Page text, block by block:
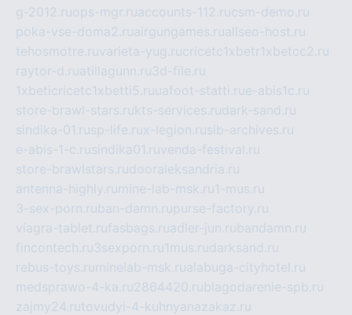
g-2012.ruops-mgr.ruaccounts-112.rucsm-demo.ru
poka-vse-doma2.ruairgungames.ruallseo-host.ru
tehosmotre.ruvarieta-yug.rucricetc1xbetr1xbetcc2.ru
raytor-d.ruatillagunn.ru3d-file.ru
1xbeticricetc1xbetti5.ruuafoot-statti.rue-abis1c.ru
store-brawl-stars.rukts-services.rudark-sand.ru
sindika-01.rusp-life.rux-legion.rusib-archives.ru
e-abis-1-c.rusindika01.ruvenda-festival.ru
store-brawlstars.rudooraleksandria.ru
antenna-highly.ru mine-lab-msk.ru1-mus.ru
3-sex-porn.ruban-damn.rupurse-factory.ru
viagra-tablet.rufasbags.ruadler-jun.rubandamn.ru
fincontech.ru3sexporn.ru1mus.rudarksand.ru
rebus-toys.ru minelab-msk.rualabuga-cityhotel.ru
medsprawo-4-ka.ru2864420.rublagodarenie-spb.ru
zajmy24.rutovudyi-4-kuhnyanazakaz.ru